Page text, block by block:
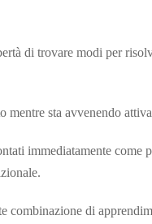
di trovare modi per
mentre sta avvenendo
immediatamente come
combinazione di